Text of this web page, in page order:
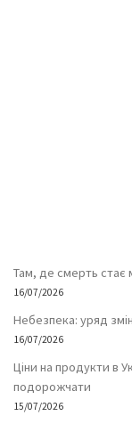
Там, де смерть стає
16/07/2026
Небезпека: уряд
16/07/2026
Ціни на продукти в
подорожчати
15/07/2026